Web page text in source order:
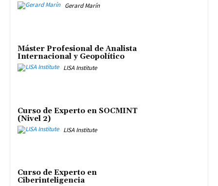
Gerard Marín
Máster Profesional de Analista
Internacional y Geopolítico
LISA Institute
Curso de Experto en SOCMINT
(Nivel 2)
LISA Institute
Curso de Experto en
Ciberinteligencia